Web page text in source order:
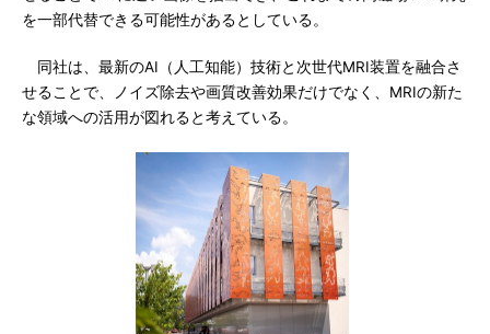
を一部代替できる可能性があるとしている。
同社は、最新のAI（人工知能）技術と次世代MRI装置を融合さ
せることで、ノイズ除去や画質改善効果だけでなく、MRIの新た
な領域への活用が図れると考えている。